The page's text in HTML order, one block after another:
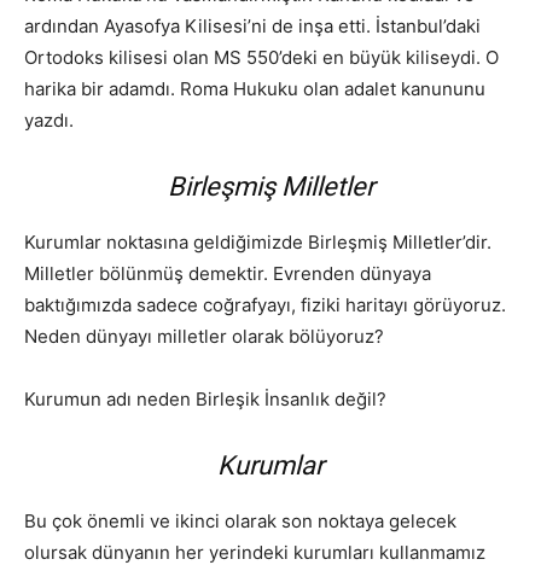
ardından Ayasofya Kilisesi’ni de inşa etti. İstanbul’daki
Ortodoks kilisesi olan MS 550’deki en büyük kiliseydi. O
harika bir adamdı. Roma Hukuku olan adalet kanununu
yazdı.
Birleşmiş Milletler
Kurumlar noktasına geldiğimizde Birleşmiş Milletler’dir.
Milletler bölünmüş demektir. Evrenden dünyaya
baktığımızda sadece coğrafyayı, fiziki haritayı görüyoruz.
Neden dünyayı milletler olarak bölüyoruz?
Kurumun adı neden Birleşik İnsanlık değil?
Kurumlar
Bu çok önemli ve ikinci olarak son noktaya gelecek
olursak dünyanın her yerindeki kurumları kullanmamız